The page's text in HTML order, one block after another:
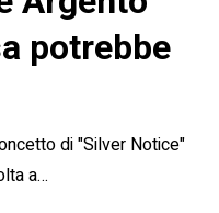
potrebbe
di "Silver Notice"
a…